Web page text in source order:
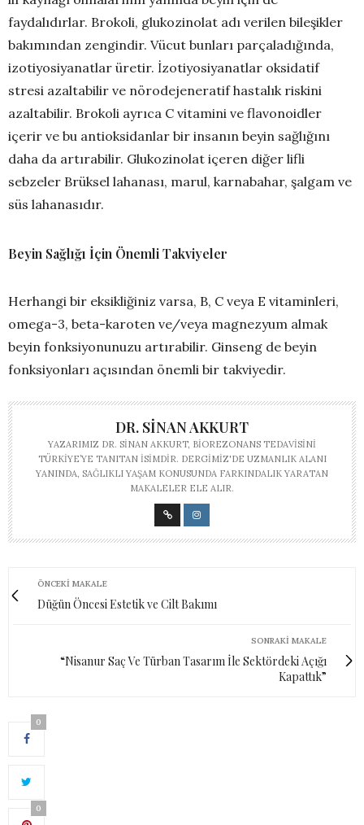
faydalıdırlar. Brokoli, glukozinolat adı verilen bileşikler
bakımından zengindir. Vücut bunları parçaladığında,
izotiyosiyanatlar üretir. İzotiyosiyanatlar oksidatif
stresi azaltabilir ve nörodejeneratif hastalık riskini
azaltabilir. Brokoli ayrıca C vitamini ve flavonoidler
içerir ve bu antioksidanlar bir insanın beyin sağlığını
daha da artırabilir. Glukozinolat içeren diğer lifli
sebzeler Brüksel lahanası, marul, karnabahar, şalgam ve
süs lahanasıdır.
Beyin Sağlığı İçin Önemli Takviyeler
Herhangi bir eksikliğiniz varsa, B, C veya E vitaminleri,
omega-3, beta-karoten ve/veya magnezyum almak
beyin fonksiyonunuzu artırabilir. Ginseng de beyin
fonksiyonları açısından önemli bir takviyedir.
DR. SINAN AKKURT
YAZARIMIZ DR. SINAN AKKURT, BIOREZONANS TEDAVISINI
TÜRKIYE’YE TANITAN ISIMDIR. DERGIMIZ'DE UZMANLIK ALANI
YANINDA, SAĞLIKLI YAŞAM KONUSUNDA FARKINDALIK YARATAN
MAKALELER ELE ALIR.
ÖNCEKI MAKALE
Düğün Öncesi Estetik ve Cilt Bakımı
SONRAKI MAKALE
“Nisanur Saç Ve Türban Tasarım İle Sektördeki Açığı
Kapattık”
0
0